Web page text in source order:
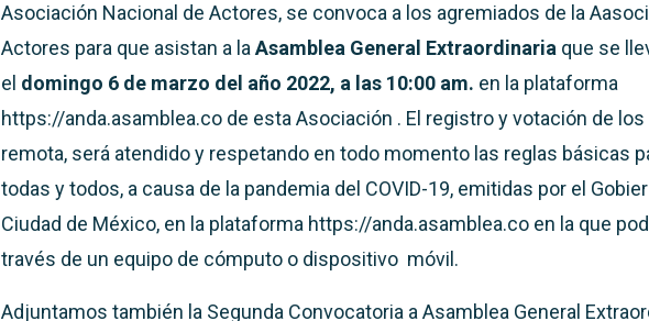
Asociación Nacional de Actores, se convoca a los agremiados de la
Actores para que asistan a la Asamblea General Extraordinaria que se
el domingo 6 de marzo del año 2022, a las 10:00 am. en la plataforma
https://anda.asamblea.co de esta Asociación . El registro y votación de
remota, será atendido y respetando en todo momento las reglas básicas
todas y todos, a causa de la pandemia del COVID-19, emitidas por el
Ciudad de México, en la plataforma https://anda.asamblea.co en la que
través de un equipo de cómputo o dispositivo móvil.
Adjuntamos también la Segunda Convocatoria a Asamblea General